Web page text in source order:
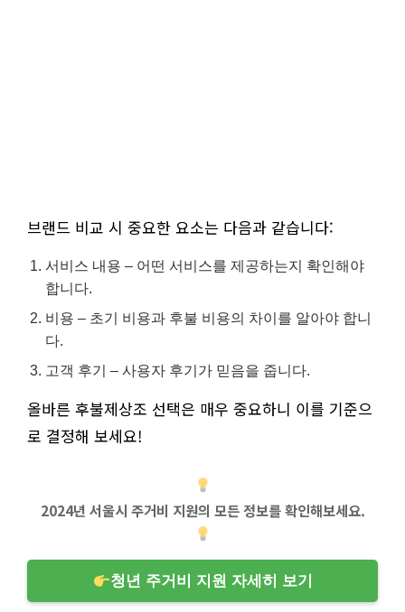
브랜드 비교 시 중요한 요소는 다음과 같습니다:
서비스 내용 – 어떤 서비스를 제공하는지 확인해야
합니다.
비용 – 초기 비용과 후불 비용의 차이를 알아야 합니
다.
고객 후기 – 사용자 후기가 믿음을 줍니다.
올바른 후불제상조 선택은 매우 중요하니 이를 기준으
로 결정해 보세요!
2024년 서울시 주거비 지원의 모든 정보를 확인해보세요.
청년 주거비 지원 자세히 보기